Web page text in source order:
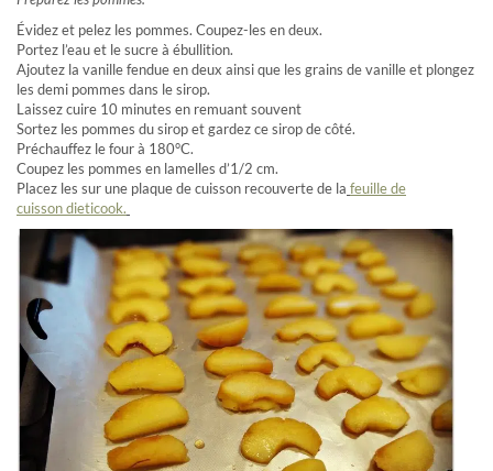
Évidez et pelez les pommes. Coupez-les en deux.
Portez l’eau et le sucre à ébullition.
Ajoutez la vanille fendue en deux ainsi que les grains de vanille et plongez
les demi pommes dans le sirop.
Laissez cuire 10 minutes en remuant souvent
Sortez les pommes du sirop et gardez ce sirop de côté.
Préchauffez le four à 180°C.
Coupez les pommes en lamelles d’1/2 cm.
Placez les sur une plaque de cuisson recouverte de la feuille de
cuisson dieticook.